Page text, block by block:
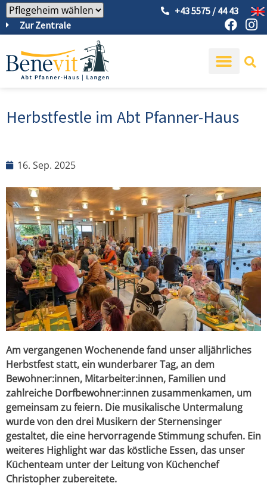
Zur Zentrale
+43 5575 / 44 43
Herbstfestle im Abt Pfanner-Haus
16. Sep. 2025
Am vergangenen Wochenende fand unser alljährliches
Herbstfest statt, ein wunderbarer Tag, an dem
Bewohner:innen, Mitarbeiter:innen, Familien und
zahlreiche Dorfbewohner:innen zusammenkamen, um
gemeinsam zu feiern. Die musikalische Untermalung
wurde von den drei Musikern der Sternensinger
gestaltet, die eine hervorragende Stimmung schufen. Ein
weiteres Highlight war das köstliche Essen, das unser
Küchenteam unter der Leitung von Küchenchef
Christopher zubereitete.